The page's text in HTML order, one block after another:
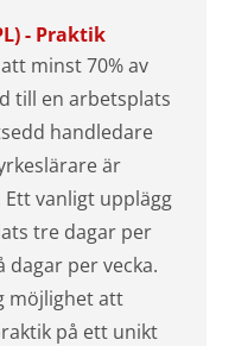
- Praktik
minst 70% av
till en arbetsplats
handledare
är
vanligt upplägg
tre dagar per
dagar per vecka.
möjlighet att
på ett unikt